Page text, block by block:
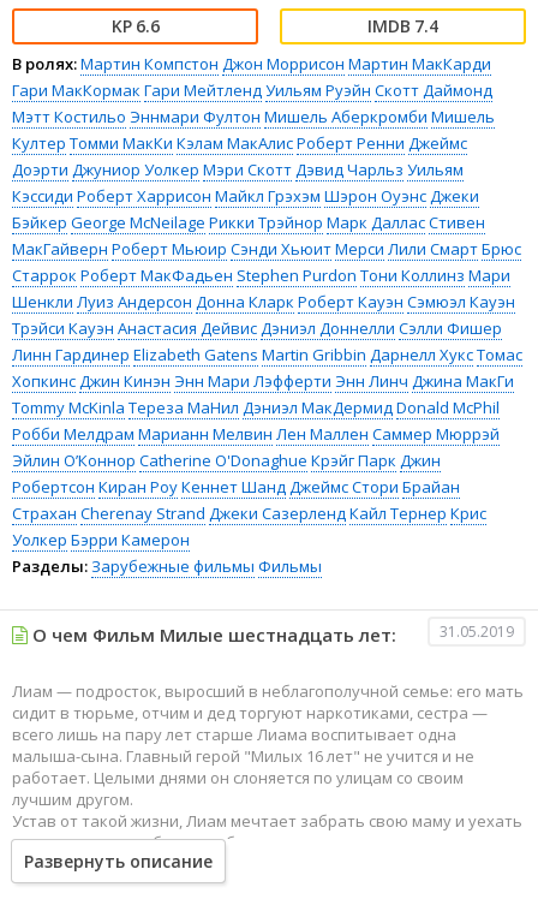
6.6 7.4
В ролях:Мартин Компстон Джон Моррисон Мартин МакКарди
Гари МакКормак Гари МейтлендУильям Руэйн Скотт Даймонд
Мэтт Костильо Эннмари Фултон Мишель Аберкромби Мишель
Култер Томми МакКи Кэлам МакАлисРоберт Ренни Джеймс
Доэрти Джуниор Уолкер Мэри СкоттДэвид Чарльз Уильям
Кэссиди Роберт Харрисон Майкл Грэхэм Шэрон ОуэнсДжеки
Бэйкер George McNeilage Рикки Трэйнор Марк ДалласСтивен
МакГайверн Роберт Мьюир Сэнди ХьюитМерси Лили СмартБрюс
Старрок Роберт МакФадьен Stephen Purdon Тони Коллинз Мари
Шенкли Луиз Андерсон Донна Кларк Роберт Кауэн Сэмюэл Кауэн
Трэйси Кауэн Анастасия ДейвисДэниэл Доннелли Сэлли Фишер
Линн Гардинер Elizabeth Gatens Martin Gribbin Дарнелл ХуксТомас
ХопкинсДжин Кинэн Энн Мари Лэфферти Энн Линч Джина МакГи
Tommy McKinla Тереза МаНил Дэниэл МакДермидDonald McPhil
Робби Мелдрам Марианн Мелвин Лен Маллен Саммер Мюррэй
Эйлин О’Коннор Catherine O'Donaghue Крэйг Парк Джин
Робертсон Киран РоуКеннет ШандДжеймс Стори Брайан
Страхан Cherenay Strand Джеки СазерлендКайл Тернер Крис
Уолкер Бэрри Камерон
Разделы: Зарубежные фильмы Фильмы
О чем Фильм Милые шестнадцать лет: 31.05.2019
Лиам — подросток, выросший в неблагополучной семье: его мать
сидит в тюрьме, отчим и дед торгуют наркотиками, сестра —
всего лишь на пару лет старше Лиама воспитывает одна
малыша-сына. Главный герой "Милых 16 лет" не учится и не
работает. Целыми днями он слоняется по улицам со своим
лучшим другом.
Устав от такой жизни, Лиам мечтает забрать свою маму и уехать
прочь от всех проблем, чтобы начать все с чистого листа в тихом
местечке – Уэст-Килбрайде. Но, для это нужны деньги, а
единственным способом заработать в этом захолустном,
Развернуть описание